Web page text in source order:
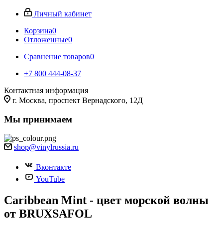
Личный кабинет
Корзина0
Отложенные0
Сравнение товаров0
+7 800 444-08-37
Контактная информация
г. Москва, проспект Вернадского, 12Д
Мы принимаем
shop@vinylrussia.ru
Вконтакте
YouTube
Caribbean Mint - цвет морской волны
от BRUXSAFOL